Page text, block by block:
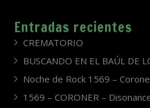
Entradas recientes
CREMATORIO
BUSCANDO EN EL BAÚL DE
Noche de Rock 1569 –
1569 – CORONER –